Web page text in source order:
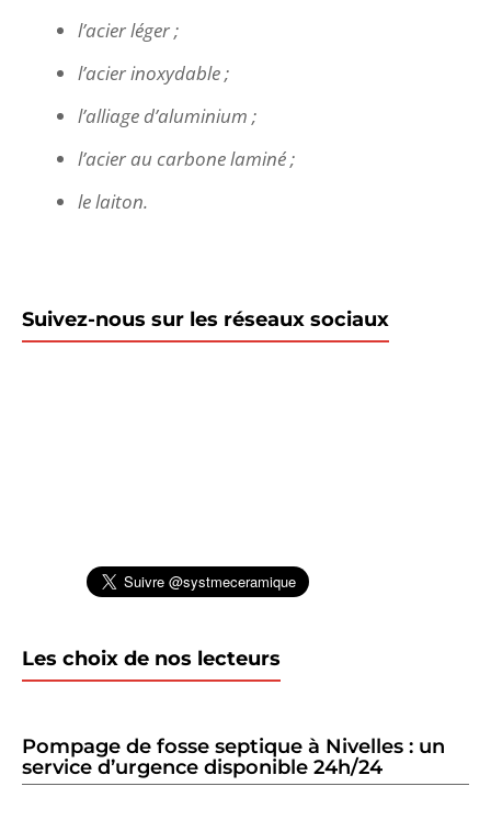
l’acier léger ;
l’acier inoxydable ;
l’alliage d’aluminium ;
l’acier au carbone laminé ;
le laiton.
Suivez-nous sur les réseaux sociaux
Les choix de nos lecteurs
Pompage de fosse septique à Nivelles : un
service d’urgence disponible 24h/24